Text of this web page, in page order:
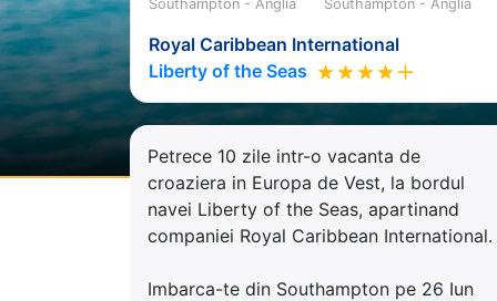
Southampton - Anglia Southampton - Anglia
Royal Caribbean International
Liberty of the Seas
Petrece 10 zile intr-o vacanta de
croaziera in Europa de Vest, la bordul
navei Liberty of the Seas, apartinand
companiei Royal Caribbean International.
Imbarca-te din Southampton pe 26 Iun